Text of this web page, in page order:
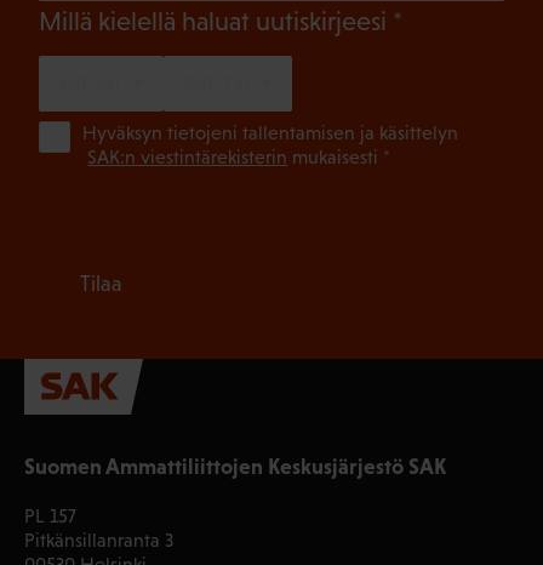
Suomen Ammattiliittojen Keskusjärjestö SAK
PL 157
Pitkänsillanranta 3
Millä kielellä haluat uutiskirjeesi (Pakollinen)
Hyväksyn tietojeni tallentamisen ja käsittelyn
SAK:n viestintärekisterin mukaisesti *
Tilaa